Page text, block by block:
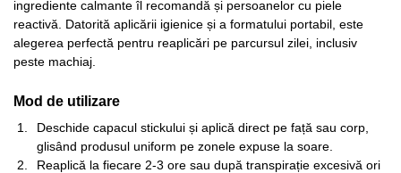
ingrediente calmante îl recomandă și persoanelor cu piele
reactivă. Datorită aplicării igienice și a formatului portabil, este
alegerea perfectă pentru reaplicări pe parcursul zilei, inclusiv
peste machiaj.
Mod de utilizare
Deschide capacul stickului și aplică direct pe față sau corp,
glisând produsul uniform pe zonele expuse la soare.
Reaplică la fiecare 2-3 ore sau după transpirație excesivă ori